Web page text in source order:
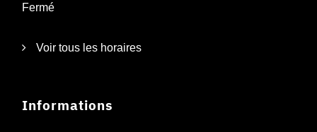
Fermé
Voir tous les horaires
Informations